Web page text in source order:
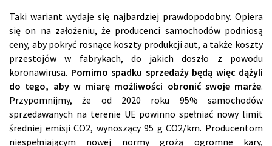
Taki wariant wydaje się najbardziej prawdopodobny. Opiera
się on na założeniu, że producenci samochodów podniosą
ceny, aby pokryć rosnące koszty produkcji aut, a także koszty
przestojów w fabrykach, do jakich doszło z powodu
koronawirusa. Pomimo spadku sprzedaży będą więc dążyli
do tego, aby w miarę możliwości obronić swoje marże.
Przypomnijmy, że od 2020 roku 95% samochodów
sprzedawanych na terenie UE powinno spełniać nowy limit
średniej emisji CO2, wynoszący 95 g CO2/km. Producentom
niespełniającym nowej normy grożą ogromne kary,